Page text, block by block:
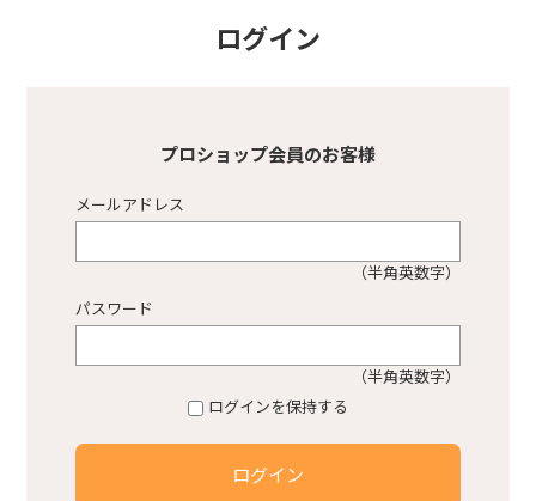
プロショップ塗料
ログイン
プロショップ会員のお客様
メールアドレス
（半角英数字）
パスワード
（半角英数字）
ログインを保持する
ログイン